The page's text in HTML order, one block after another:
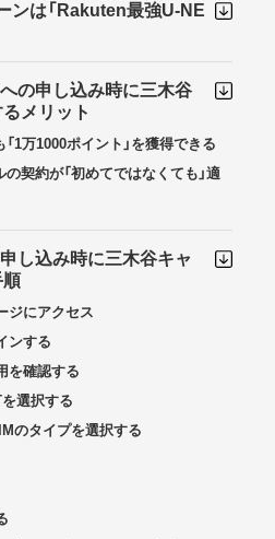
ンは「Rakuten最強U-NE
の申し込み時に三木谷
メリット
1万1000ポイント」を獲得できる
の契約が「初めてではなくても」適
し込み時に三木谷キャ
順
ジにアクセス
ンする
を確認する
選択する
のタイプを選択する